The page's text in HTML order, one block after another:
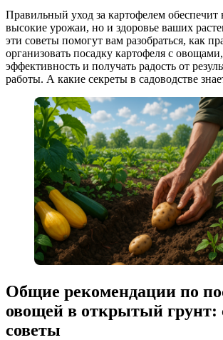
Правильный уход за картофелем обеспечит
высокие урожаи, но и здоровье ваших
эти советы помогут вам разобраться, как
организовать посадку картофеля с
эффективность и получать радость от
работы. А какие секреты в садоводстве
Общие рекомендации по
овощей в открытый грунт:
советы